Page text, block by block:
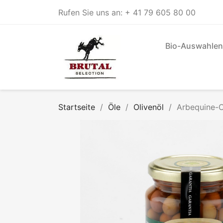
Rufen Sie uns an: + 41 79 605 80 00
Bio-Auswahlen
Startseite Öle Olivenöl Arbequine-